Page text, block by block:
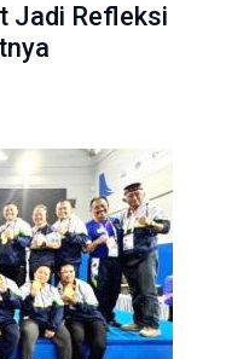
Jadi Refleksi